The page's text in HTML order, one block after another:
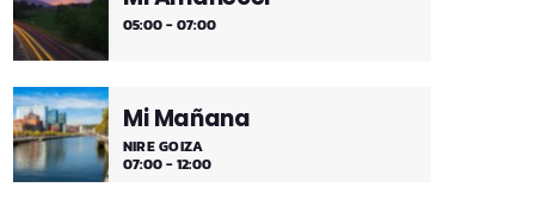
de la música más tranquila.
05:00 - 07:00
Mi Mañana
NIRE GOIZA
07:00 - 12:00